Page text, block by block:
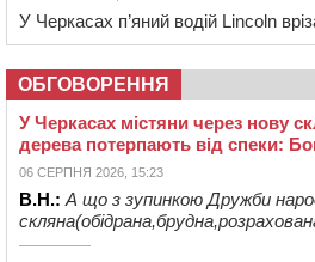
У Черкасах п’яний водій Lincoln
ОБГОВОРЕННЯ
У Черкасах містяни через нову
дерева потерпають від спеки:
06 СЕРПНЯ 2026, 15:23
В.Н.: А що з зупинкою Дружби